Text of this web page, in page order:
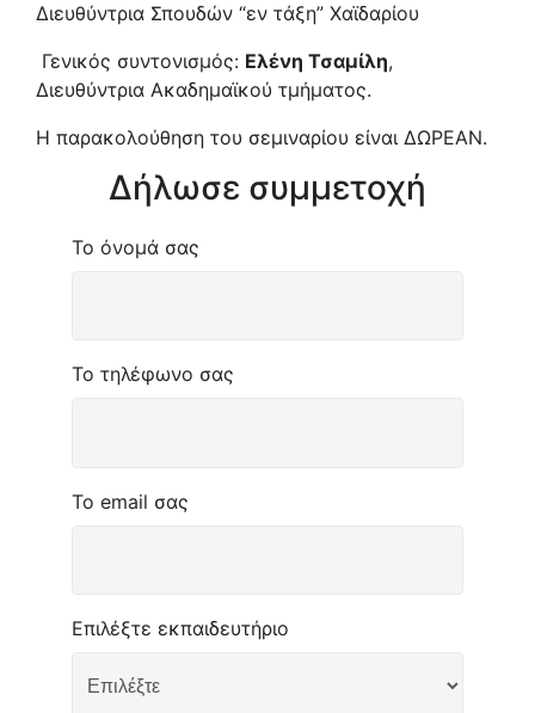
Διευθύντρια Σπουδών “εν τάξη” Χαϊδαρίου
Γενικός συντονισμός: Ελένη Τσαμίλη,
Διευθύντρια Ακαδημαϊκού τμήματος.
Η παρακολούθηση του σεμιναρίου είναι ΔΩΡΕΑΝ.
Δήλωσε συμμετοχή
Το όνομά σας
Το τηλέφωνο σας
Το email σας
Επιλέξτε εκπαιδευτήριο